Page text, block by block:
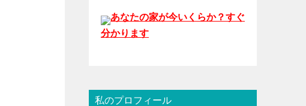
あなたの家が今いくらか？すぐ
分かります
私のプロフィール